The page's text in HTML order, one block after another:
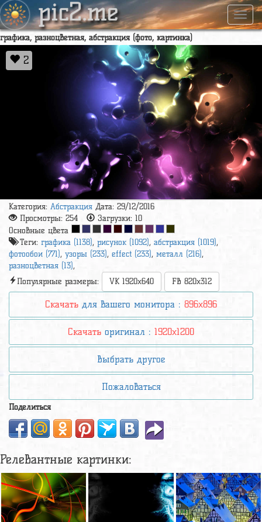
pic2.me
графика, разноцветная, абстракция (фото, картинка)
2
Категория: Абстракция Дата: 29/12/2016
Просмотры: 254 Загрузки: 10
Основные цвета
Теги: графика (1138), рисунок (1092), абстракция (1019),
фотообои (771), узоры (233), effect (233), металл (216),
разноцветная (13),
Популярные размеры:
VK 1920x640 FB 820x312
Скачать для вашего монитора : 896x896
Скачать оригинал : 1920x1200
Выбрать другое
Пожаловаться
Поделиться
Релевантные картинки: